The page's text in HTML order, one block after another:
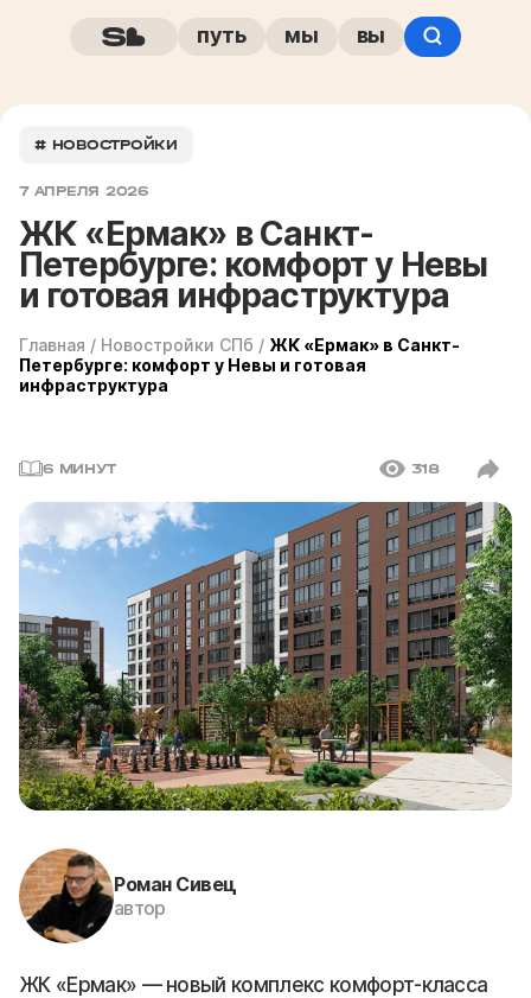
путь мы вы
# НОВОСТРОЙКИ
7 АПРЕЛЯ 2026
ЖК «Ермак» в Санкт-
Петербурге: комфорт у Невы
и готовая инфраструктура
Главная / Новостройки СПб / ЖК «Ермак» в Санкт-
Петербурге: комфорт у Невы и готовая
инфраструктура
6 МИНУТ 318
Роман Сивец
автор
ЖК «Ермак» — новый комплекс комфорт-класса